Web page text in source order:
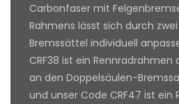
Carbonfaser mit
Rahmens lässt sich durch
Bremssättel individuell
CRF38 ist ein Rennradrahmen
an den Doppelsäulen-
und unser Code CRF47 ist ein